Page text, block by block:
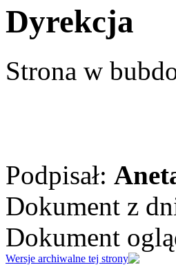
Dyrekcja
Strona w
Podpisał:
Dokument z
Dokument
Wersje archiwalne tej strony